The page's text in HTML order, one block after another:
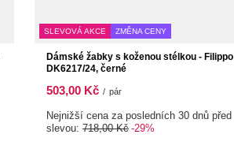
SLEVOVÁ AKCE ZMĚNA CENY
Dámské žabky s koženou stélkou - Filippo
DK6217/24, černé
503,00 Kč / pár
Nejnižší cena za posledních 30 dnů před
slevou: 718,00 Kč -29%